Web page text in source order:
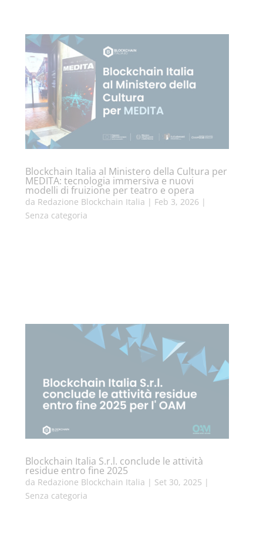
Blockchain Italia al Ministero della Cultura per
MEDITA: tecnologia immersiva e nuovi
modelli di fruizione per teatro e opera
da Redazione Blockchain Italia | Feb 3, 2026 |
Senza categoria
Blockchain Italia S.r.l. conclude le attività
residue entro fine 2025
da Redazione Blockchain Italia | Set 30, 2025 |
Senza categoria